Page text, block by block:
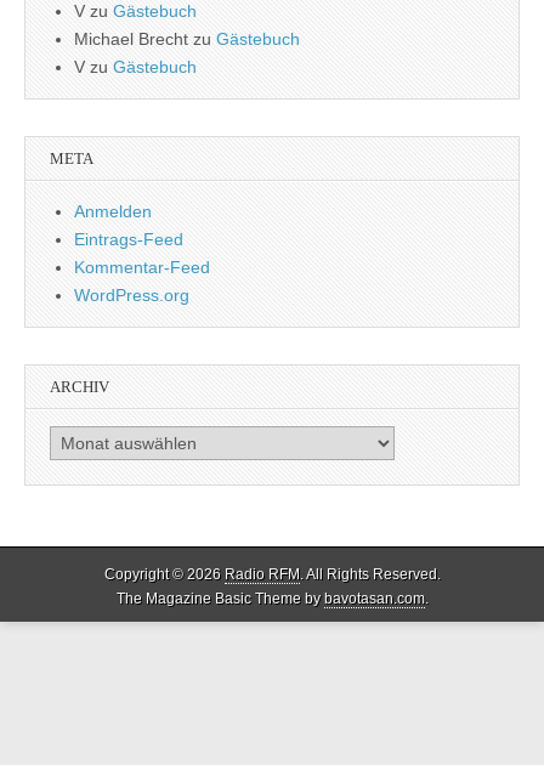
V zu Gästebuch
Michael Brecht zu Gästebuch
Vzu Gästebuch
META
Anmelden
Eintrags-Feed
Kommentar-Feed
WordPress.org
ARCHIV
Archiv
Copyright © 2026 Radio RFM. All Rights Reserved.
The Magazine Basic Theme bybavotasan.com.